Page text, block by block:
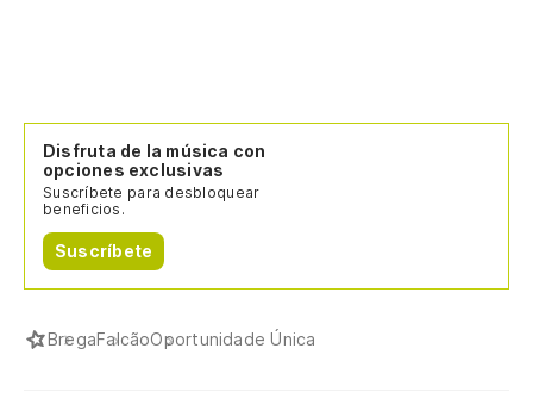
Disfruta de la música con
opciones exclusivas
Suscríbete para desbloquear
beneficios.
Suscríbete
BregaFalcãoOportunidade Única